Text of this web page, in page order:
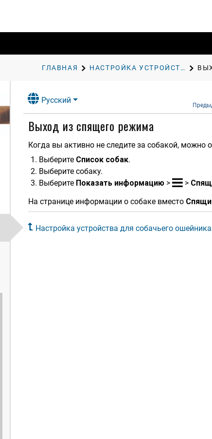
ГЛАВНАЯ НАСТРОЙКА УСТРОЙСТВА ДЛЯ СОБАЧЬЕГО ОШЕЙНИКА
Русский
Выход из спящего режима
Когда вы активно не следите за собакой,
Выберите Список собак.
Выберите собаку.
Выберите Показать информацию > >
На странице информации о собаке вместо
Настройка устройства для собачьего ошейника